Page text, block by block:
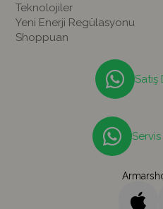
Teknolojiler
Yeni Enerji Regülasyonu
Shoppuan
Satış